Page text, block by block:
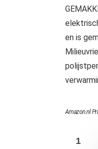
en is
Amazon.nl